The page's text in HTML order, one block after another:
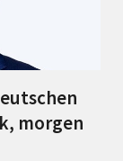
morgen